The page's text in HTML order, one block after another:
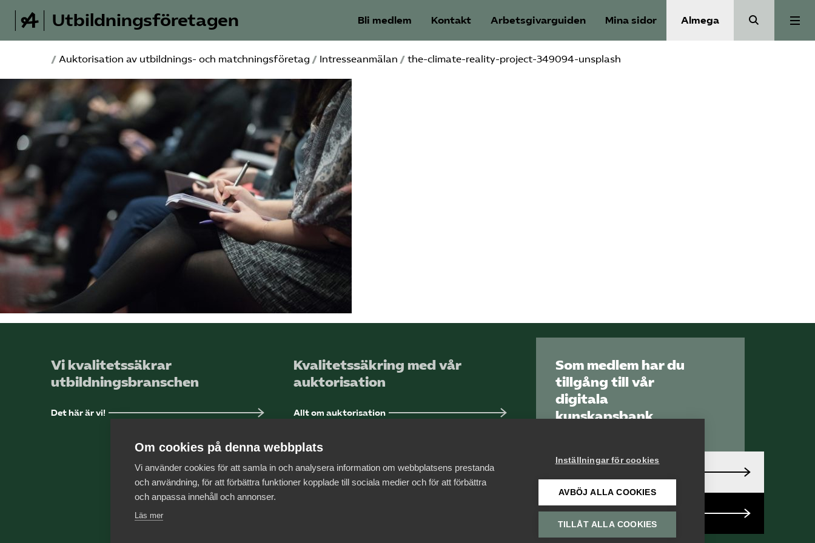
Utbildningsföretagen Bli medlem Kontakt Arbetsgivarguiden Mina sidor Almega
Bli medlem
Arbetsgivarguiden
/ Auktorisation av utbildnings- och matchningsföretag / Intresseanmälan / the-climate-reality-project-349094-unsplash
Vi kvalitetssäkrar
utbildningsbranschen
Det här är vi!
Kvalitetssäkring med vår
auktorisation
Allt om auktorisation
Som medlem har du
tillgång till vår
digitala
kunskapsbank
Bli medlem
Om cookies på denna webbplats
Vi använder cookies för att samla in och analysera information om webbplatsens prestanda
och användning, för att förbättra funktioner kopplade till sociala medier och för att förbättra
och anpassa innehåll och annonser.
Läs mer
Inställningar för cookies
AVBÖJ ALLA COOKIES
TILLÅT ALLA COOKIES